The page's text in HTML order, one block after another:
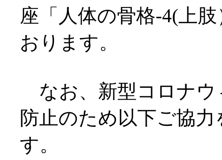
座「人体の骨格-4(上
おります。
なお、新型コロナウ
防止のため以下ご協
す。